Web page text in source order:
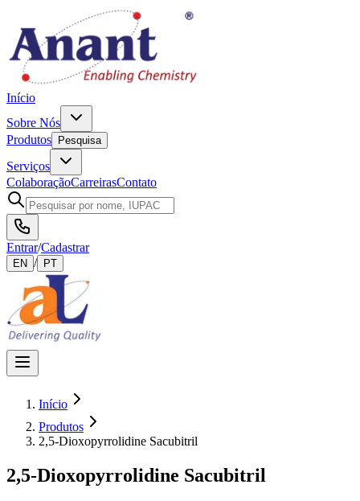
Início
Sobre Nós
Produtos
Pesquisa
Serviços
ColaboraçãoCarreirasContato
Entrar/Cadastrar
EN / PT
Início
Produtos
2,5-Dioxopyrrolidine Sacubitril
2,5-Dioxopyrrolidine Sacubitril